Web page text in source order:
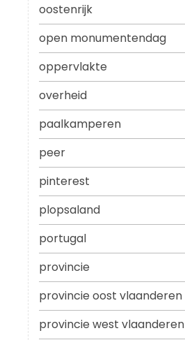
oostenrijk
open monumentendag
oppervlakte
overheid
paalkamperen
peer
pinterest
plopsaland
portugal
provincie
provincie oost vlaanderen
provincie west vlaanderen